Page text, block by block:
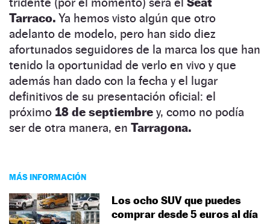
Tarraco. Ya hemos visto algún que otro
adelanto de modelo, pero han sido diez
afortunados seguidores de la marca los que han
tenido la oportunidad de verlo en vivo y que
además han dado con la fecha y el lugar
definitivos de su presentación oficial: el
próximo 18 de septiembre y, como no podía
ser de otra manera, en Tarragona.
MÁS INFORMACIÓN
Los ocho SUV que puedes
comprar desde 5 euros al día